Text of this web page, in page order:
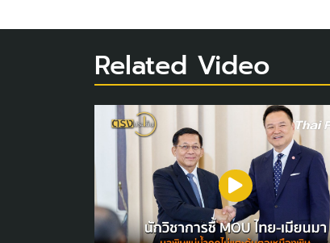
Related Video